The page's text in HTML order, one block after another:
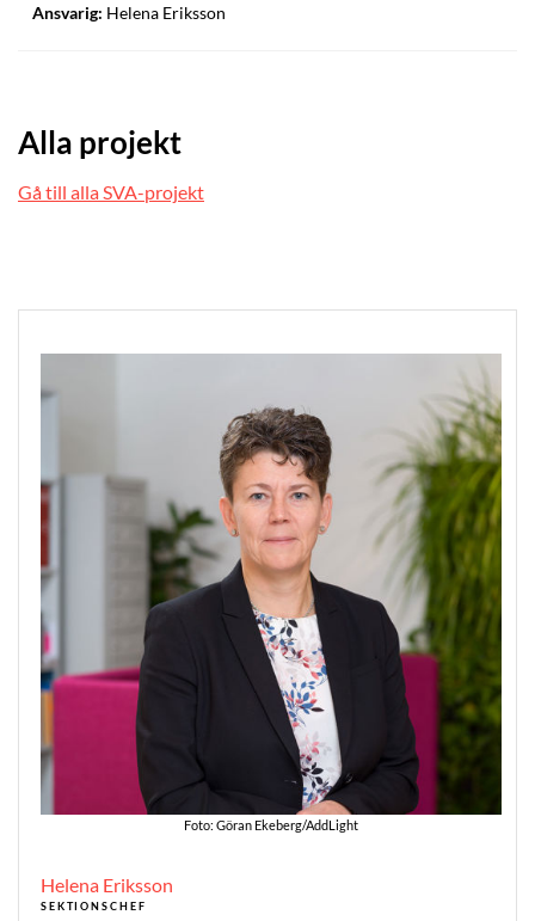
Ansvarig: Helena Eriksson
Alla projekt
Gå till alla SVA-projekt
Helena Eriksson
SEKTIONSCHEF
Foto: Göran Ekeberg/AddLight